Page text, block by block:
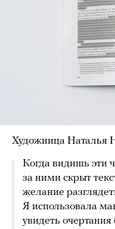
Художница Наталья
Когда видишь эти
за ними скрыт
желание
Я использовала
увидеть очертания